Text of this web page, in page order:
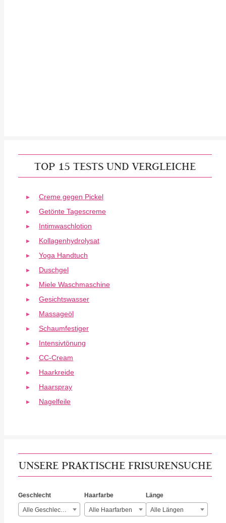
TOP 15 TESTS UND VERGLEICHE
Creme gegen Pickel
Getönte Tagescreme
Intimwaschlotion
Kollagenhydrolysat
Yoga Handtuch
Duschgel
Miele Waschmaschine
Gesichtswasser
Massageöl
Schaumfestiger
Intensivtönung
CC-Cream
Haarkreide
Haarspray
Nagelfeile
UNSERE PRAKTISCHE FRISURENSUCHE
Geschlecht
Alle Geschlechter
Haarfarbe
Alle Haarfarben
Länge
Alle Längen